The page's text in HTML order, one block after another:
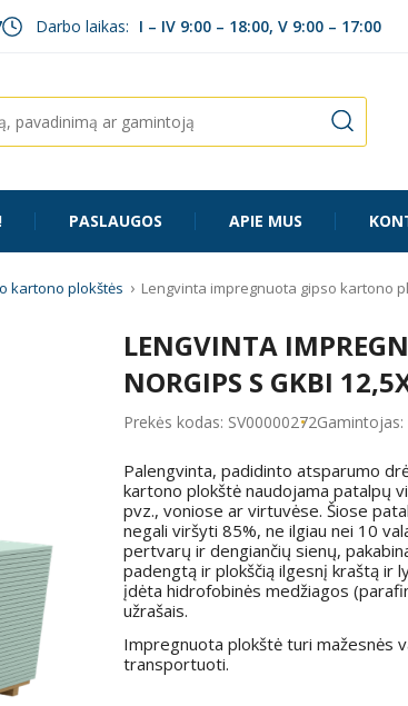
Darbo laikas: I – IV 9:00 – 18:00, V 9:00 – 17:00
PASLAUGOS APIE MUS
kartono plokštės Lengvinta impregnuota gipso kartono
LENGVINTA
NORGIPS S GKBI
Prekės kodas: SV00000272Gamintojas:
Palengvinta, padidinto atsparumo
kartono plokštė naudojama patalpų
pvz., voniose ar virtuvėse. Šiose
negali viršyti 85%, ne ilgiau nei 10
pertvarų ir dengiančių sienų,
padengtą ir plokščią ilgesnį kraštą ir
įdėta hidrofobinės medžiagos
užrašais.
Impregnuota plokštė turi mažesnės
transportuoti.